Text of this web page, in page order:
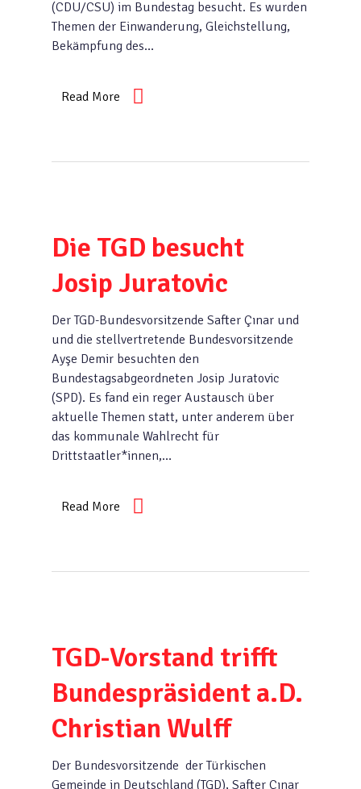
(CDU/CSU) im Bundestag besucht. Es wurden
Themen der Einwanderung, Gleichstellung,
Bekämpfung des…
Read More
Die TGD besucht
Josip Juratovic
Der TGD-Bundesvorsitzende Safter Çınar und
und die stellvertretende Bundesvorsitzende
Ayşe Demir besuchten den
Bundestagsabgeordneten Josip Juratovic
(SPD). Es fand ein reger Austausch über
aktuelle Themen statt, unter anderem über
das kommunale Wahlrecht für
Drittstaatler*innen,…
Read More
TGD-Vorstand trifft
Bundespräsident a.D.
Christian Wulff
Der Bundesvorsitzende der Türkischen
Gemeinde in Deutschland (TGD), Safter Çınar